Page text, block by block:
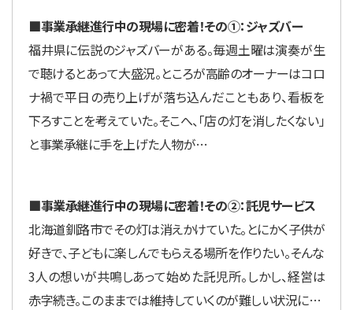
■事業承継進行中の現場に密着！その①：ジャズバー
福井県に伝説のジャズバーがある。毎週土曜は演奏が生
で聴けるとあって大盛況。ところが高齢のオーナーはコロ
ナ禍で平日の売り上げが落ち込んだこともあり、看板を
下ろすことを考えていた。そこへ、「店の灯を消したくない」
と事業承継に手を上げた人物が…
■事業承継進行中の現場に密着！その②：託児サービス
北海道釧路市でその灯は消えかけていた。とにかく子供が
好きで、子どもに楽しんでもらえる場所を作りたい。そんな
3人の想いが共鳴しあって始めた託児所。しかし、経営は
赤字続き。このままでは維持していくのが難しい状況に…